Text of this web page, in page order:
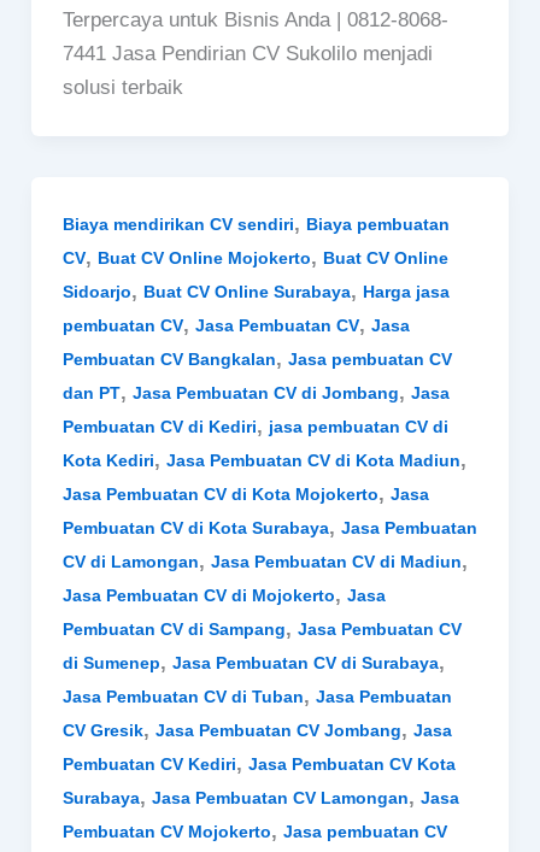
Terpercaya untuk Bisnis Anda | 0812-8068-
7441 Jasa Pendirian CV Sukolilo menjadi
solusi terbaik
Biaya mendirikan CV sendiri, Biaya pembuatan
CV, Buat CV Online Mojokerto, Buat CV Online
Sidoarjo, Buat CV Online Surabaya, Harga jasa
pembuatan CV, Jasa Pembuatan CV, Jasa
Pembuatan CV Bangkalan, Jasa pembuatan CV
dan PT, Jasa Pembuatan CV di Jombang, Jasa
Pembuatan CV di Kediri, jasa pembuatan CV di
Kota Kediri, Jasa Pembuatan CV di Kota Madiun,
Jasa Pembuatan CV di Kota Mojokerto, Jasa
Pembuatan CV di Kota Surabaya, Jasa Pembuatan
CV di Lamongan, Jasa Pembuatan CV di Madiun,
Jasa Pembuatan CV di Mojokerto, Jasa
Pembuatan CV di Sampang, Jasa Pembuatan CV
di Sumenep, Jasa Pembuatan CV di Surabaya,
Jasa Pembuatan CV di Tuban, Jasa Pembuatan
CV Gresik, Jasa Pembuatan CV Jombang, Jasa
Pembuatan CV Kediri, Jasa Pembuatan CV Kota
Surabaya, Jasa Pembuatan CV Lamongan, Jasa
Pembuatan CV Mojokerto, Jasa pembuatan CV